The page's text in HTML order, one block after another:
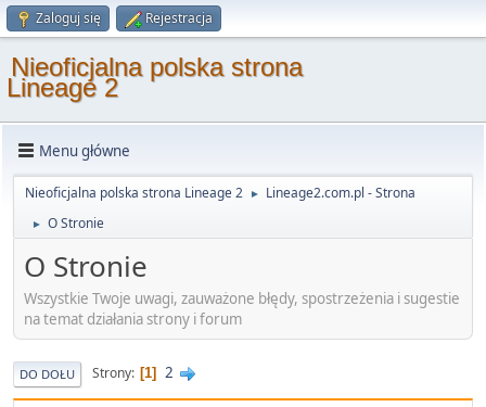
Zaloguj się Rejestracja
Nieoficjalna polska strona
Lineage 2
Menu główne
Nieoficjalna polska strona Lineage 2 ► Lineage2.com.pl - Strona
► O Stronie
O Stronie
Wszystkie Twoje uwagi, zauważone błędy, spostrzeżenia i sugestie
na temat działania strony i forum
DO DOŁU Strony 1 2